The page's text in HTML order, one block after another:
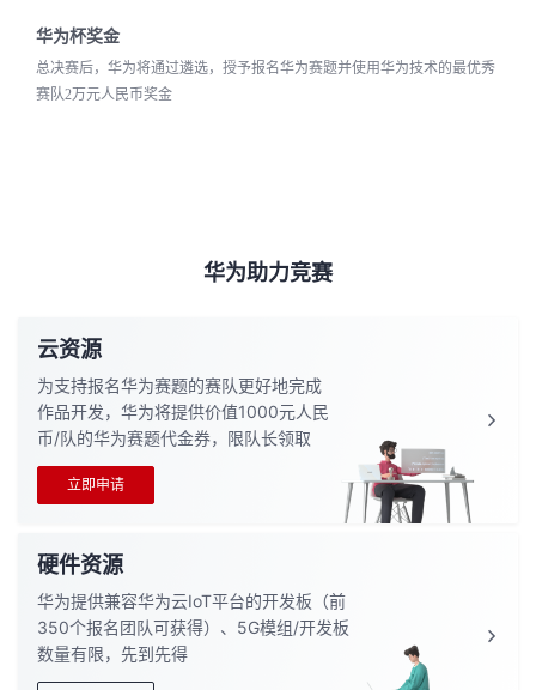
的
博
我
的
我
动
关
注
的
开
发
者
学
我
的
Programs
我
的
支
持
华为杯奖金
总决赛后，华为将通过遴选，授予报名华为赛题并使用华为技术的最优秀
赛队2万元人民币奖金
华为助力竞赛
云资源
为支持报名华为赛题的赛队更好地完成
作品开发，华为将提供价值1000元人民
币/队的华为赛题代金券，限队长领取
立即申请
硬件资源
华为提供兼容华为云IoT平台的开发板（前
350个报名团队可获得）、5G模组/开发板
数量有限，先到先得